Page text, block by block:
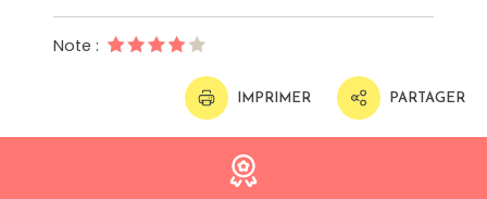
Note :
IMPRIMER PARTAGER